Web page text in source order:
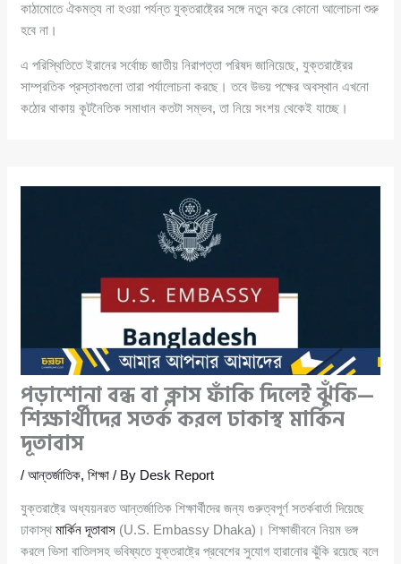
কাঠামোতে ঐকমত্য না হওয়া পর্যন্ত যুক্তরাষ্ট্রের সঙ্গে নতুন করে কোনো আলোচনা শুরু
হবে না।
এ পরিস্থিতিতে ইরানের সর্বোচ্চ জাতীয় নিরাপত্তা পরিষদ জানিয়েছে, যুক্তরাষ্ট্রের
সাম্প্রতিক প্রস্তাবগুলো তারা পর্যালোচনা করছে। তবে উভয় পক্ষের অবস্থান এখনো
কঠোর থাকায় কূটনৈতিক সমাধান কতটা সম্ভব, তা নিয়ে সংশয় থেকেই যাচ্ছে।
পড়াশোনা বন্ধ বা ক্লাস ফাঁকি দিলেই ঝুঁকি—
শিক্ষার্থীদের সতর্ক করল ঢাকাস্থ মার্কিন
দূতাবাস
/আন্তর্জাতিক,শিক্ষা / By Desk Report
যুক্তরাষ্ট্রে অধ্যয়নরত আন্তর্জাতিক শিক্ষার্থীদের জন্য গুরুত্বপূর্ণ সতর্কবার্তা দিয়েছে
ঢাকাস্থমার্কিন দূতাবাস (U.S. Embassy Dhaka)। শিক্ষাজীবনে নিয়ম ভঙ্গ
করলে ভিসা বাতিলসহ ভবিষ্যতে যুক্তরাষ্ট্রে প্রবেশের সুযোগ হারানোর ঝুঁকি রয়েছে বলে